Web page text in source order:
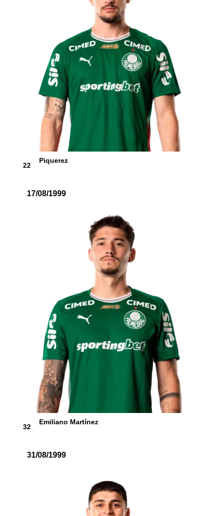
22
Piquerez
17/08/1999
32
Emiliano Martínez
31/08/1999